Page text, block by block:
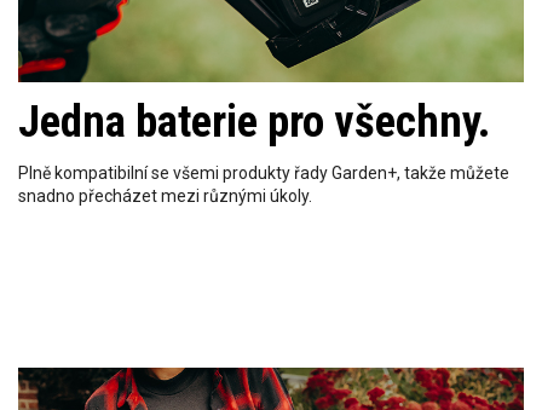
Jedna baterie pro všechny.
Plně kompatibilní se všemi produkty řady Garden+, takže můžete
snadno přecházet mezi různými úkoly.